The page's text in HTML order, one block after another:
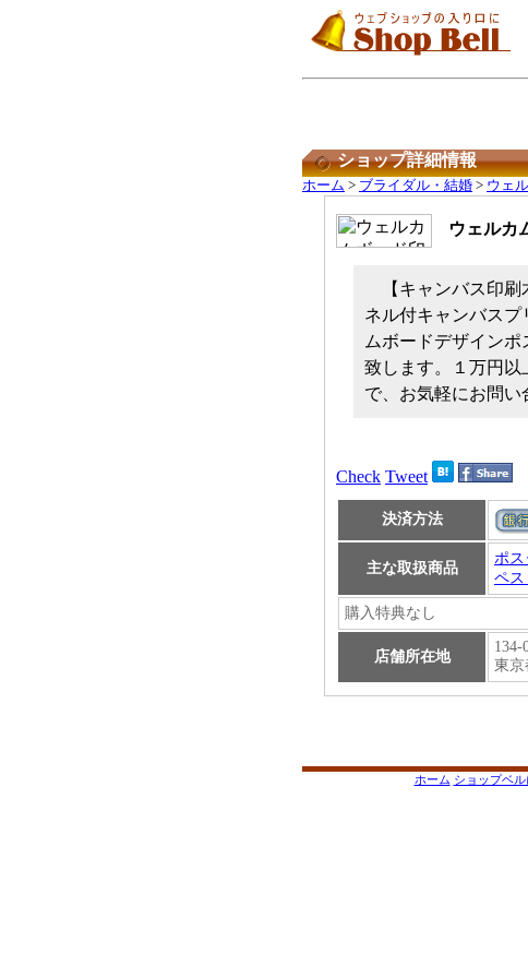
ショップ詳細情報
ホーム > ブライダル・結婚 > ウェ
ウェルカ
【キャンバス印
ネル付キャンバスプ
ムボードデザイン
致します。１万円以
で、お気軽にお問い
Check Tweet
決済方法
主な取扱商品
ポス
ペス
購入特典なし
店舗所在地
134-
東京
ホーム ショップベ